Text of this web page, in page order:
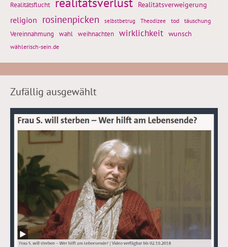
Realitätsflucht Realitätsverweigerung
religion rosinenpicken selbstbetrug Theodizee tod täuschung
Vereinnahmung wahl weihnachten wirklichkeit wunsch
wählerisch-sein.de
Zufällig ausgewählt